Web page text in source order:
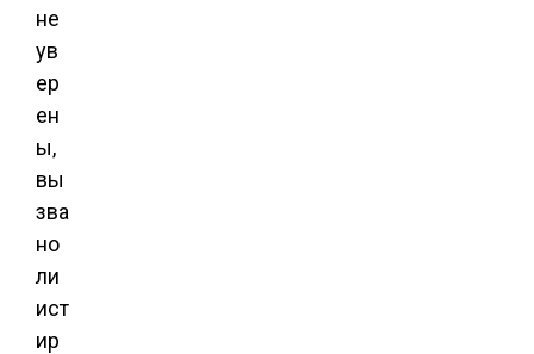
не
ув
ер
ен
ы,
вы
зва
но
ли
ист
ир